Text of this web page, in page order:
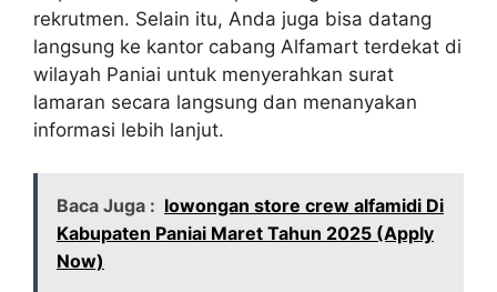
rekrutmen. Selain itu, Anda juga bisa datang
langsung ke kantor cabang Alfamart terdekat di
wilayah Paniai untuk menyerahkan surat
lamaran secara langsung dan menanyakan
informasi lebih lanjut.
Baca Juga : lowongan store crew alfamidi Di
Kabupaten Paniai Maret Tahun 2025 (Apply
Now)